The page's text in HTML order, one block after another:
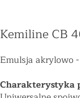
Kemiline CB
Emulsja akrylowo
Charakterystyka